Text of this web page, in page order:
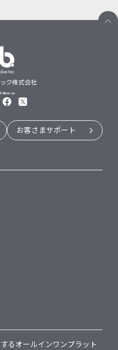
Follow us
お客さまサポート
るオールインワンプラット